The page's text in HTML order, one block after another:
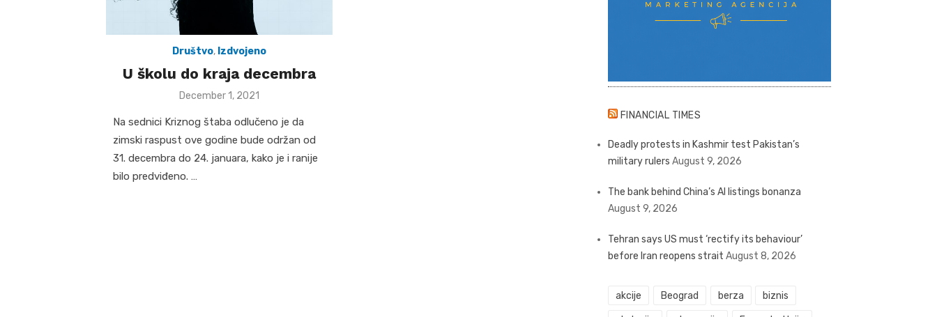
Društvo, Izdvojeno
U školu do kraja decembra
Posted
December 1, 2021
Na sednici Kriznog štaba odlučeno je da
zimski raspust ove godine bude održan od
31. decembra do 24. januara, kako je i ranije
bilo predviđeno. …
FINANCIAL TIMES
Deadly protests in Kashmir test Pakistan’s
military rulers August 9, 2026
The bank behind China’s AI listings bonanza
August 9, 2026
Tehran says US must ‘rectify its behaviour’
before Iran reopens strait August 8, 2026
akcije Beograd berza biznis